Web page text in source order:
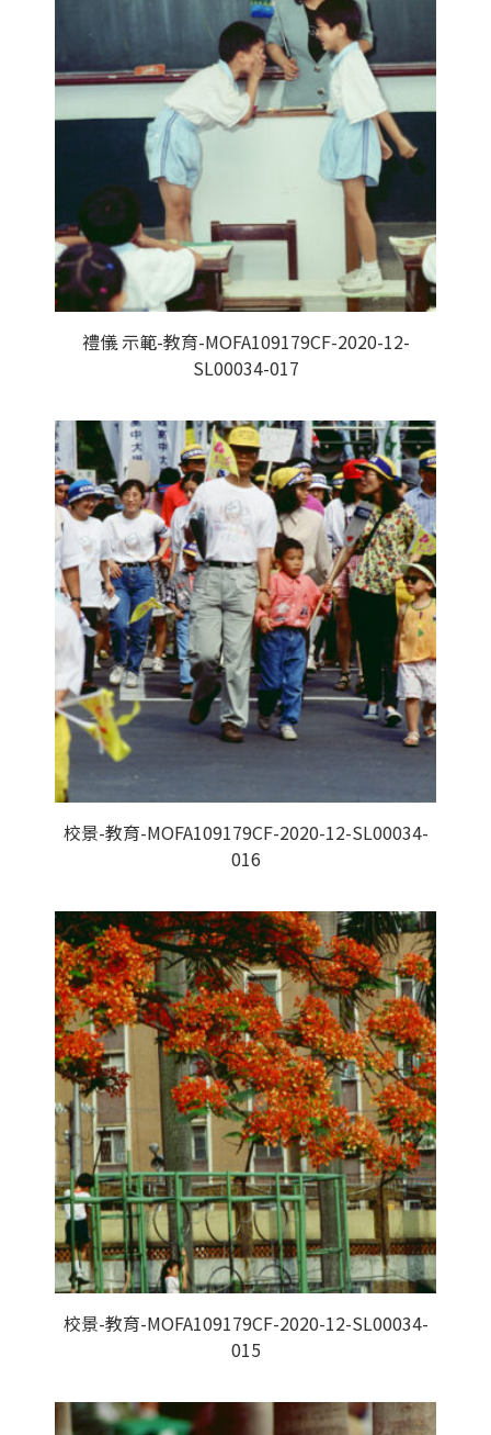
禮儀 示範-教育-MOFA109179CF-2020-12-
SL00034-017
校景-教育-MOFA109179CF-2020-12-SL00034-
016
校景-教育-MOFA109179CF-2020-12-SL00034-
015